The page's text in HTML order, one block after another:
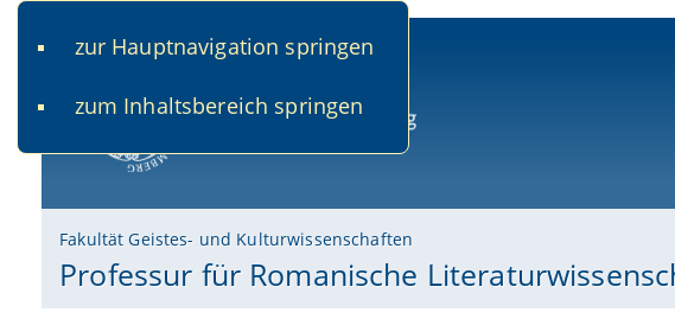
zur Hauptnavigation springen
zum Inhaltsbereich springen
Fakultät Geistes- und Kulturwissenschaften
Professur für Romanische